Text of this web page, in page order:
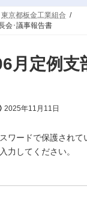
東京都板金工業組合
会･議事報告書
月定例支
最
新
日
2025年11月11日
ワードで保護されて
力してください。